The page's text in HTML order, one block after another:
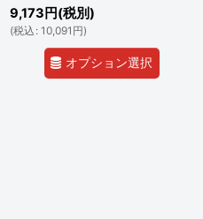
9,173 円(税別)
(税込 : 10,091 円)
オプション選択